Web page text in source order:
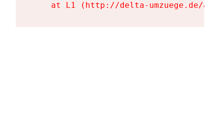
at L1 (http://delta-umzuege.de/